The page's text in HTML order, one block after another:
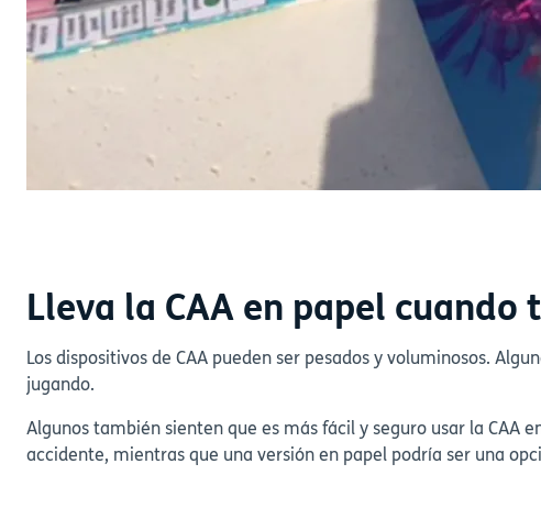
Lleva la CAA en papel cuando
Los dispositivos de CAA pueden ser pesados y voluminosos.
jugando.
Algunos también sienten que es más fácil y seguro usar la CAA
accidente, mientras que una versión en papel podría ser una